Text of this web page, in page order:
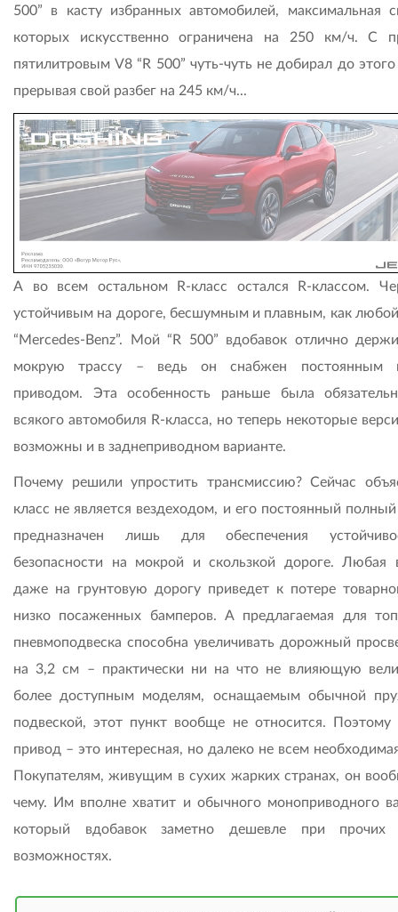
500” в касту избранных автомобилей, максимальная
которых искусственно ограничена на 250 км/ч. С
пятилитровым V8 “R 500” чуть-чуть не добирал до этого
прерывая свой разбег на 245 км/ч...
А во всем остальном R-класс остался R-классом.
устойчивым на дороге, бесшумным и плавным, как
“Mercedes-Benz”. Мой “R 500” вдобавок отлично
мокрую трассу – ведь он снабжен постоянным
приводом. Эта особенность раньше была
всякого автомобиля R-класса, но теперь некоторые
возможны и в заднеприводном варианте.
Почему решили упростить трансмиссию? Сейчас
класс не является вездеходом, и его постоянный
предназначен лишь для обеспечения
безопасности на мокрой и скользкой дороге. Любая
даже на грунтовую дорогу приведет к потере
низко посаженных бамперов. А предлагаемая для
пневмоподвеска способна увеличивать дорожный
на 3,2 см – практически ни на что не влияющую
более доступным моделям, оснащаемым обычной
подвеской, этот пункт вообще не относится.
привод – это интересная, но далеко не всем
Покупателям, живущим в сухих жарких странах, он
чему. Им вполне хватит и обычного моноприводного
который вдобавок заметно дешевле при прочих
возможностях.